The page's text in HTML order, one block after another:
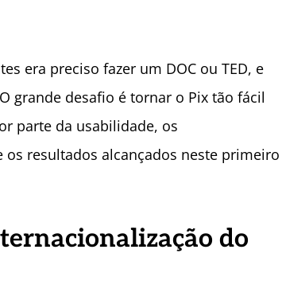
era preciso fazer um DOC ou TED, e
grande desafio é tornar o Pix tão fácil
parte da usabilidade, os
resultados alcançados neste primeiro
do